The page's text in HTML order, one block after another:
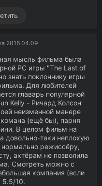
2016 04:09
мысль фильма была
PC игры "The Last of
знать поклоннику игры
Для любителей
главарь популярной
Kelly - Ричард Колсон
неизменной манере
(ещё бы), парня
В целом фильм на
довольно-таки неплохую
нормально режиссёру,
актёрам не позволила
Смотреть можно с
компания (если
5.5/10.